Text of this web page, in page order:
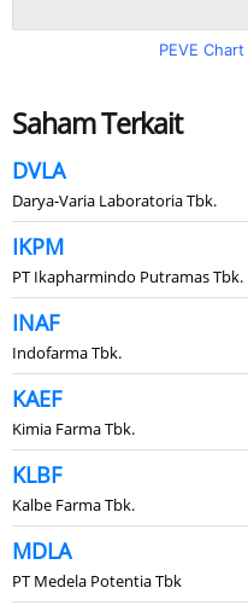
PEVE Chart
Saham Terkait
DVLA
Darya-Varia Laboratoria Tbk.
IKPM
PT Ikapharmindo Putramas Tbk.
INAF
Indofarma Tbk.
KAEF
Kimia Farma Tbk.
KLBF
Kalbe Farma Tbk.
MDLA
PT Medela Potentia Tbk